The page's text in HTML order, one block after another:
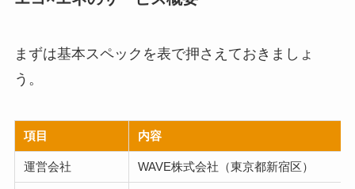
まずは基本スペックを表で押さえておきましょ
う。
項目 内容
運営会社 WAVE株式会社（東京都新宿区）